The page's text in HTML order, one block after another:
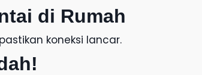
di Rumah
koneksi lancar.